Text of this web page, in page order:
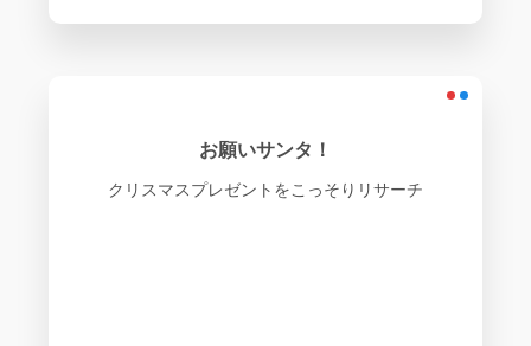
お願いサンタ！
クリスマスプレゼントをこっそりリサーチ